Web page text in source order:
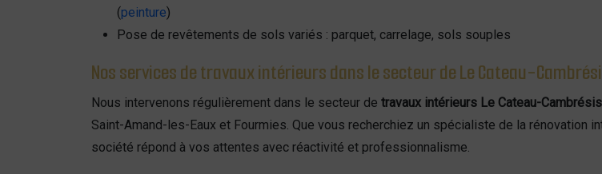
(peinture)
Pose de revêtements de sols variés : parquet, carrelage, sols souples
Nos services de travaux intérieurs dans le secteur de Le Cateau-
Nous intervenons régulièrement dans le secteur de travaux intérieurs Le Cateau-Cambrésis
Saint-Amand-les-Eaux et Fourmies. Que vous recherchiez un spécialiste de la rénovation
société répond à vos attentes avec réactivité et professionnalisme.